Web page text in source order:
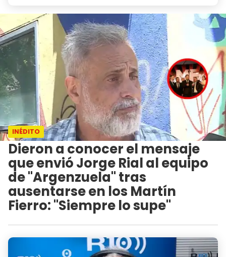
INÉDITO
Dieron a conocer el mensaje
que envió Jorge Rial al equipo
de "Argenzuela" tras
ausentarse en los Martín
Fierro: "Siempre lo supe"